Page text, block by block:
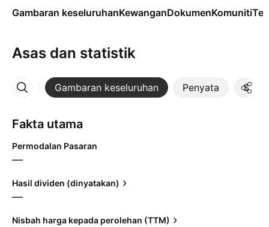
Gambaran keseluruhanKewanganDokumenKomuniti
Asas dan statistik
Gambaran keseluruhan Penyata
Lebih
Fakta utama
Permodalan Pasaran
—
Hasil dividen (dinyatakan)
—
Nisbah harga kepada perolehan (TTM)